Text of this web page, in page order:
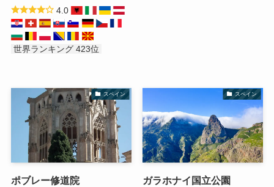
4.0
世界ランキング 423位
スペイン
ポブレー修道院
スペイン
ガラホナイ国立公園